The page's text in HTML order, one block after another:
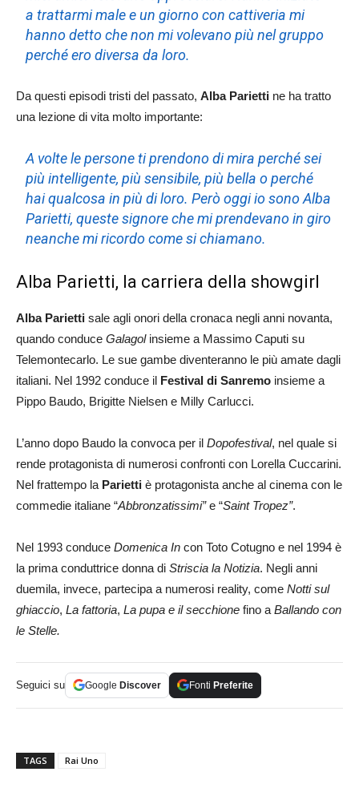
a trattarmi male e un giorno con cattiveria mi
hanno detto che non mi volevano più nel gruppo
perché ero diversa da loro.
Da questi episodi tristi del passato, Alba Parietti ne ha tratto
una lezione di vita molto importante:
A volte le persone ti prendono di mira perché sei
più intelligente, più sensibile, più bella o perché
hai qualcosa in più di loro. Però oggi io sono Alba
Parietti, queste signore che mi prendevano in giro
neanche mi ricordo come si chiamano.
Alba Parietti, la carriera della showgirl
Alba Parietti sale agli onori della cronaca negli anni novanta,
quando conduce Galagolinsieme a Massimo Caputi su
Telemontecarlo. Le sue gambe diventeranno le più amate dagli
italiani. Nel 1992 conduce il Festival di Sanremo insieme a
Pippo Baudo, Brigitte Nielsen e Milly Carlucci.
L’anno dopo Baudo la convoca per il Dopofestival, nel quale si
rende protagonista di numerosi confronti con Lorella Cuccarini.
Nel frattempo la Parietti è protagonista anche al cinema con le
commedie italiane “Abbronzatissimi”e “Saint Tropez”.
Nel 1993 conduce Domenica In con Toto Cotugno e nel 1994 è
la prima conduttrice donna di Striscia la Notizia. Negli anni
duemila, invece, partecipa a numerosi reality, come Notti sul
ghiaccio, La fattoria, La pupa e il secchione fino a Ballando con
le Stelle.
Seguici su Google Discover Fonti Preferite
TAGS Rai Uno